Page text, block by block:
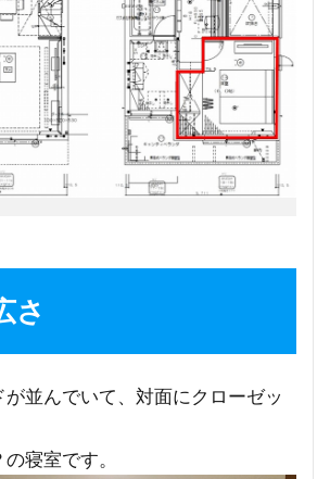
さ
が並んでいて、対面にクローゼッ
寝室です。